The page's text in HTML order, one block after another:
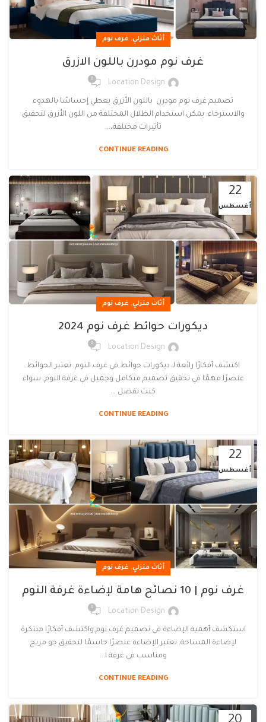
أثاث منزلي, غرف نوم
غرف نوم مودرن باللون الازرق
Location Design
0
تصميم غرف نوم مودرن باللون الأزرق يعطي إحساسًا بالهدوء
والاسترخاء. يمكن استخدام الظلال المختلفة من اللون الأزرق لتحقيق
تأثيرات مختلفة،...
CONTINUE READING
22
أغسطس
أثاث منزلي, غرف نوم
ديكورات حوائط غرف نوم 2024
Location Design
0
اكتشف أفكارًا رائعة لـ ديكورات حوائط في غرف النوم. تعتبر الحوائط
عنصرًا مهمًا في تحقيق تصميم متكامل وجميل في غرفة النوم. سواء
كنت تفضل ...
CONTINUE READING
22
أغسطس
أثاث منزلي, غرف نوم
غرف نوم | 10 نصائح هامة لإضاءة غرفة النوم
Location Design
0
استكشف أهمية الإضاءة في تصميم غرف نوم واكتشف أفكارًا مبتكرة
لإضاءة المساحة. تعتبر الإضاءة عنصرًا حاسمًا لتحقيق جو مريح
ومناسب في غرفة ا...
CONTINUE READING